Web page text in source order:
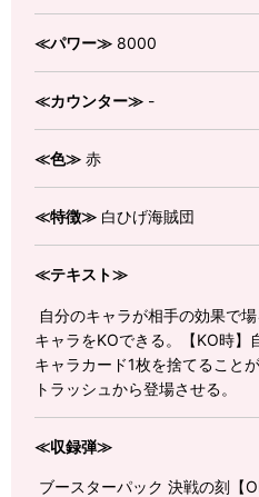
≪パワー≫ 8000
≪カウンター≫ -
≪色≫ 赤
≪特徴≫ 白ひげ海賊団
≪テキスト≫
自分のキャラが相手の効果で
キャラをKOできる。【KO時
キャラカード1枚を捨てること
トラッシュから登場させる。
≪収録弾≫
ブースターパック 決戦の刻【